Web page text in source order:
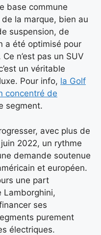
base commune
de la marque, bien au
suspension, de
a été optimisé pour
n’est pas un SUV
un véritable
Pour info, la Golf
concentré de
segment.
avec plus de
2022, un rythme
demande soutenue
et européen.
une part
Lamborghini,
ses
purement
électriques.